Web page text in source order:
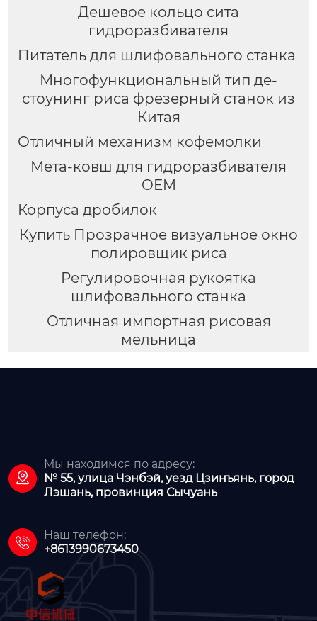
Дешевое кольцо сита
гидроразбивателя
Питатель для шлифовального станка
Многофункциональный тип де-
стоунинг риса фрезерный станок из
Китая
Отличный механизм кофемолки
Мета-ковш для гидроразбивателя
OEM
Корпуса дробилок
Купить Прозрачное визуальное окно
полировщик риса
Регулировочная рукоятка
шлифовального станка
Отличная импортная рисовая
мельница

Мы находимся по адресу:
№ 55, улица Чэнбэй, уезд Цзинъянь, город
Лэшань, провинция Сычуань

Наш телефон:
+8613990673450